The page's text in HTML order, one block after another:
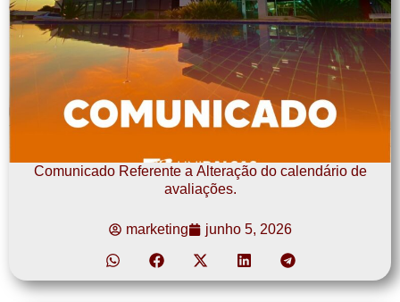
Comunicado Referente a Alteração do calendário de
avaliações.
marketing junho 5, 2026